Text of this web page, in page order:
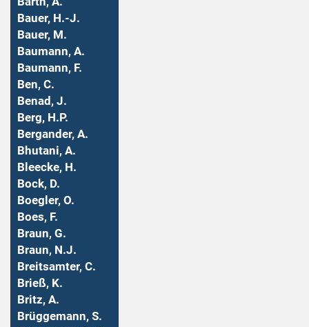
Bauer, H.-J.
Bauer, M.
Baumann, A.
Baumann, F.
Ben, C.
Benad, J.
Berg, H.P.
Bergander, A.
Bhutani, A.
Bleecke, H.
Bock, D.
Boegler, O.
Boes, F.
Braun, G.
Braun, N.J.
Breitsamter, C.
Brieß, K.
Britz, A.
Brüggemann, S.